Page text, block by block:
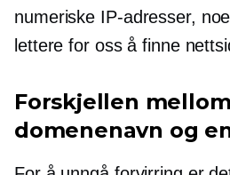
numeriske IP-adresser,
lettere for oss å finne
Forskjellen
domenenavn og